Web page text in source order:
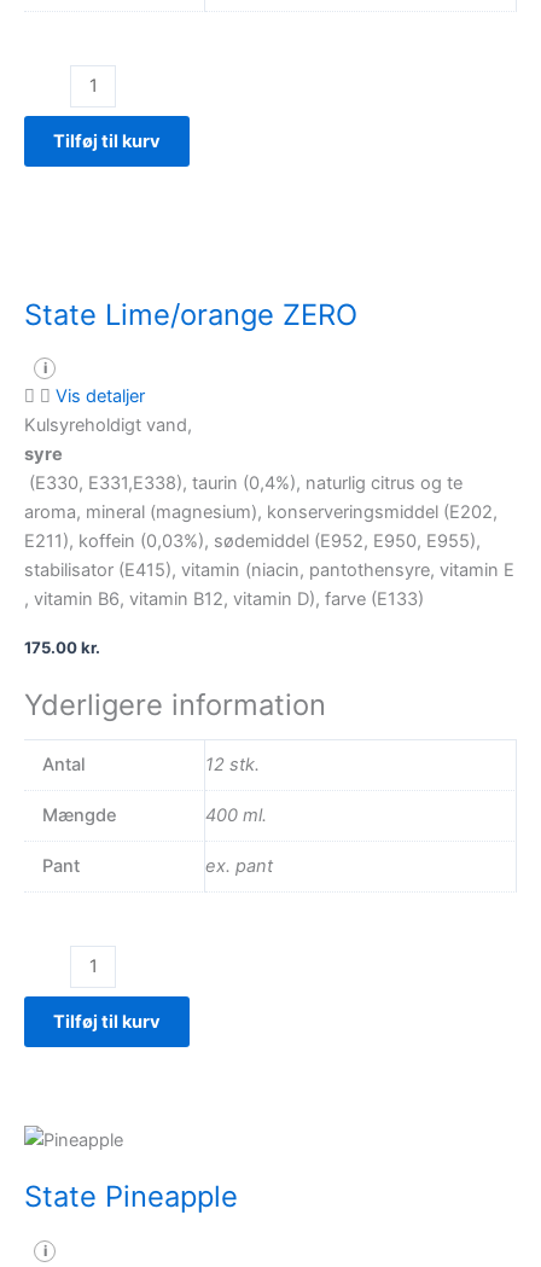
Lime/Orange
antalTilføj til kurv
State Lime/orange ZERO
i
Vis detaljer
Kulsyreholdigt vand,
syre
(E330, E331,E338), taurin (0,4%), naturlig citrus og te
aroma, mineral (magnesium), konserveringsmiddel (E202,
E211), koffein (0,03%), sødemiddel (E952, E950, E955),
stabilisator (E415), vitamin (niacin, pantothensyre, vitamin E
, vitamin B6, vitamin B12, vitamin D), farve (E133)
175.00kr.
Yderligere information
Antal 12 stk.
Mængde 400 ml.
Pant ex. pant
Lime/orange
ZERO
antal
Tilføj til kurv
State Pineapple
i